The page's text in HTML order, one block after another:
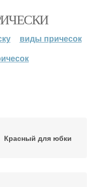
виды причесок
Красный для юбки